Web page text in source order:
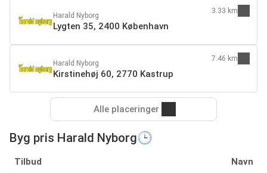
Harald Nyborg
Lygten 35, 2400 København
3.33 km
Harald Nyborg
Kirstinehøj 60, 2770 Kastrup
7.46 km
Alle placeringer
Byg pris Harald Nyborg🕒
Tilbud Navn